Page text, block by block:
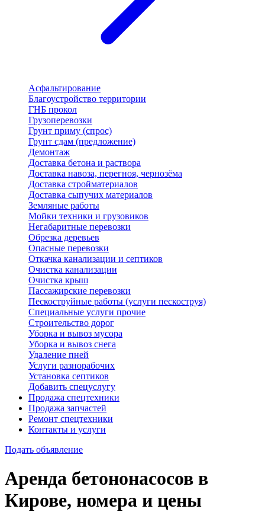
Асфальтирование
Благоустройство территории
ГНБ прокол
Грузоперевозки
Грунт приму (спрос)
Грунт сдам (предложение)
Демонтаж
Доставка бетона и раствора
Доставка навоза, перегноя, чернозёма
Доставка стройматериалов
Доставка сыпучих материалов
Земляные работы
Мойки техники и грузовиков
Негабаритные перевозки
Обрезка деревьев
Опасные перевозки
Откачка канализации и септиков
Очистка канализации
Очистка крыш
Пассажирские перевозки
Пескоструйные работы (услуги пескоструя)
Специальные услуги прочие
Строительство дорог
Уборка и вывоз мусора
Уборка и вывоз снега
Удаление пней
Услуги разнорабочих
Установка септиков
Добавить спецуслугу
Продажа спецтехники
Продажа запчастей
Ремонт спецтехники
Контакты и услуги
Подать объявление
Аренда бетононасосов в
Кирове, номера и цены